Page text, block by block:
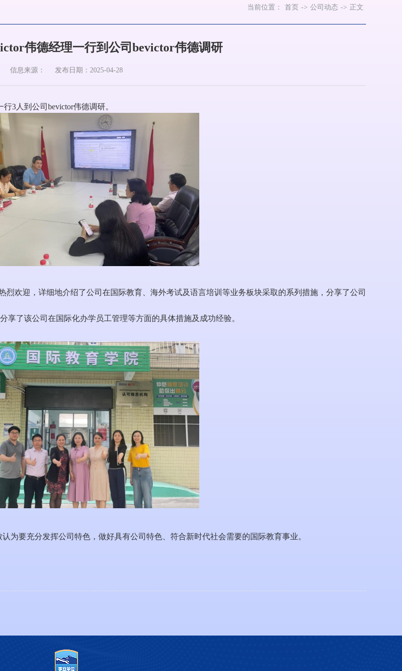
当前位置： 首页 -> 公司动态 -> 正文
伟德经理一行到公司bevictor伟德调研
信息来源： 发布日期：2025-04-28
3人到公司bevictor伟德调研。
欢迎，详细地介绍了公司在国际教育、海外考试及语言培训等业务板块采取的系列措施，分享了公司
享了该公司在国际化办学员工管理等方面的具体措施及成功经验。
为要充分发挥公司特色，做好具有公司特色、符合新时代社会需要的国际教育事业。